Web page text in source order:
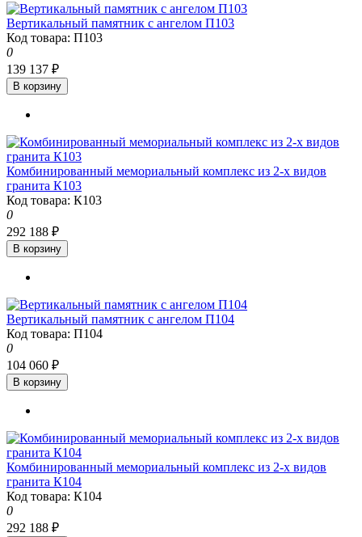
Вертикальный памятник с ангелом П103
Код товара: П103
0
139 137 ₽
В корзину
Комбинированный мемориальный комплекс из 2-х видов
гранита К103
Код товара: К103
0
292 188 ₽
В корзину
Вертикальный памятник с ангелом П104
Код товара: П104
0
104 060 ₽
В корзину
Комбинированный мемориальный комплекс из 2-х видов
гранита К104
Код товара: К104
0
292 188 ₽